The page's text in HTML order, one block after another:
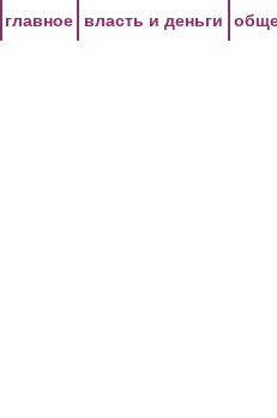
главное власть и деньги